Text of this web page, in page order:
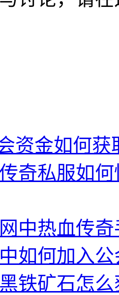
资金如何获
奇私服如
中热血传
如何加入公
铁矿石怎